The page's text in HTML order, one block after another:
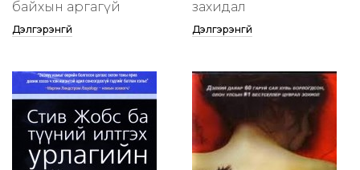
байхын аргагүй
Дэлгэрэнгүй
захидал
Дэлгэрэнгүй